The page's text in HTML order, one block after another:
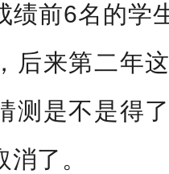
绩前6名的学
后来第二年
测是不是得
了。